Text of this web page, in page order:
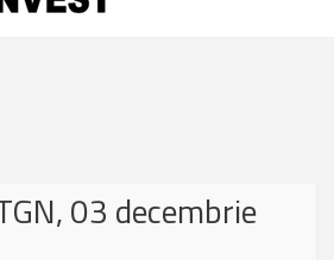
03 decembrie